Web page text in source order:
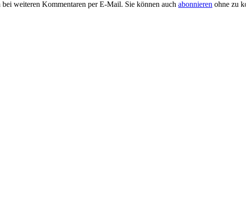
weiteren Kommentaren per E-Mail. Sie können auch abonnieren ohne zu